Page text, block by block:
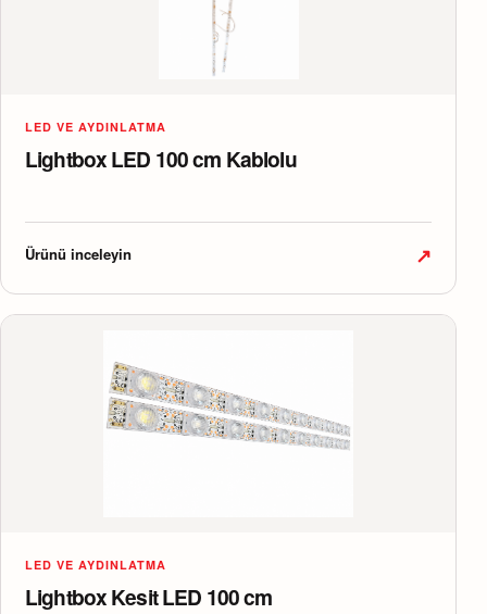
LED VE AYDINLATMA
Lightbox LED 100 cm Kablolu
Ürünü inceleyin ↗
LED VE AYDINLATMA
Lightbox Kesit LED 100 cm